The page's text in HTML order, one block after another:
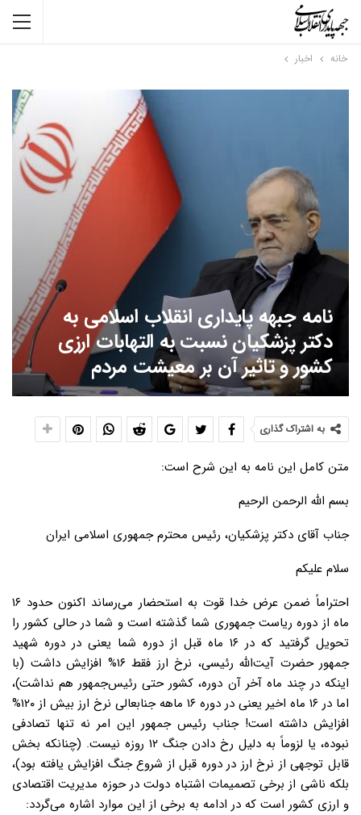
خانه اخبار
نامه جبهه پایداری انقلاب اسلامی به
دکتر پزشکیان نسبت به التهابات ارزی
کشور و تاثیر آن بر معیشت مردم
به اشتراک گذاری
متن کامل این نامه به این شرح است:
بسم الله الرحمن الرحیم
جناب آقای دکتر پزشکیان، رئیس محترم جمهوری اسلامی ایران
سلام علیکم
احتراماً ضمن عرض خدا قوت به استحضار می‌رساند اکنون حدود ۱۶
ماه از دوره ریاست جمهوری شما گذشته است و شما در حالی کشور را
تحویل گرفتید که در ۱۶ ماه قبل از دوره شما یعنی در دوره شهید
جمهور حضرت آیت‌الله رئیسی، نرخ ارز فقط ۱۶% افزایش داشت (با
اینکه در چند ماه آخر آن دوره، کشور حتی رئیس‌جمهور هم نداشت)،
اما در ۱۶ ماه اخیر یعنی در دوره ۱۶ ماهه جنابعالی نرخ ارز بیش از ۱۲۰%
افزایش داشته است! جناب رئیس جمهور این امر نه تنها تصادفی
نبوده، یا لزوماً به دلیل رخ دادن جنگ ۱۲ روزه نیست. (چنانکه بخش
قابل توجهی از نرخ ارز در دوره قبل از شروع جنگ افزایش یافته بود)،
بلکه ناشی از برخی تصمیمات اشتباه دولت در حوزه مدیریت اقتصادی
و ارزی کشور است که در ادامه به برخی از این موارد اشاره می‌گردد: